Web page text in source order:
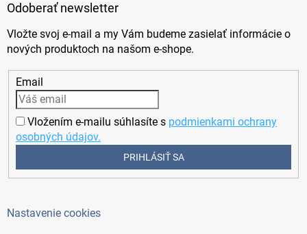
Odoberať newsletter
Vložte svoj e-mail a my Vám budeme zasielať informácie o
nových produktoch na našom e-shope.
Email
Vložením e-mailu súhlasíte s podmienkami ochrany
osobných údajov.
PRIHLÁSIŤ SA
Nastavenie cookies